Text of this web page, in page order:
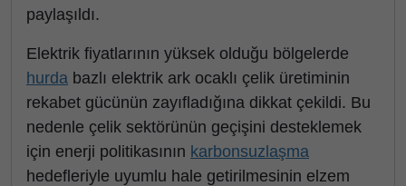
paylaşıldı.
Elektrik fiyatlarının yüksek olduğu bölgelerde
hurda bazlı elektrik ark ocaklı çelik üretiminin
rekabet gücünün zayıfladığına dikkat çekildi. Bu
nedenle çelik sektörünün geçişini desteklemek
için enerji politikasının karbonsuzlaşma
hedefleriyle uyumlu hale getirilmesinin elzem